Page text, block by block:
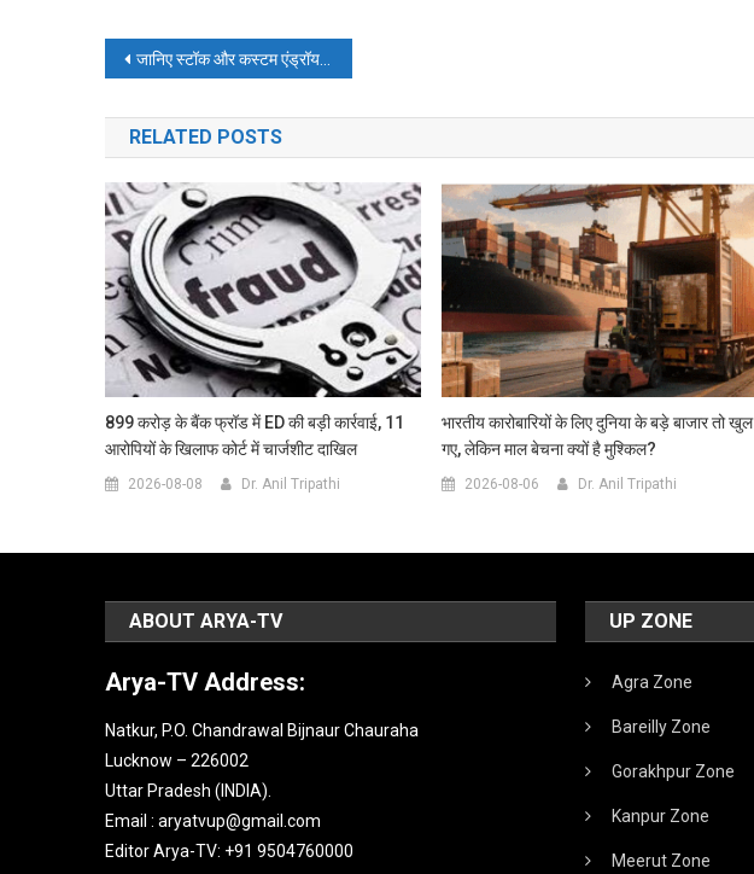
Post
navigation
जानिए स्टॉक और कस्टम एंड्रॉयड में अंतर और कौन सा है बेहतर
RELATED POSTS
899 करोड़ के बैंक फ्रॉड में ED की बड़ी कार्रवाई, 11
आरोपियों के खिलाफ कोर्ट में चार्जशीट दाखिल
2026-08-08 Dr. Anil Tripathi
भारतीय कारोबारियों के लिए दुनिया के बड़े बाजार तो खुल
गए, लेकिन माल बेचना क्यों है मुश्किल?
2026-08-06 Dr. Anil Tripathi
ABOUT ARYA-TV
Arya-TV Address:
Natkur, P.O. Chandrawal Bijnaur Chauraha
Lucknow – 226002
Uttar Pradesh (INDIA).
Email : aryatvup@gmail.com
Editor Arya-TV: +91 9504760000
UP ZONE
Agra Zone
Bareilly Zone
Gorakhpur Zone
Kanpur Zone
Meerut Zone